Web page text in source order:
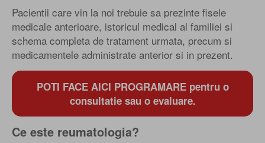
Pacientii care vin la noi trebuie sa prezinte fisele
medicale anterioare, istoricul medical al familiei si
schema completa de tratament urmata, precum si
medicamentele administrate anterior si in prezent.
POTI FACE AICI PROGRAMARE pentru o
consultatie sau o evaluare.
Ce este reumatologia?